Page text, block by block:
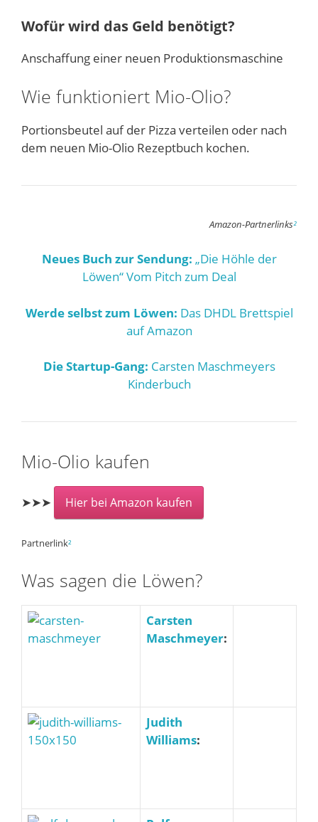
Wofür wird das Geld benötigt?
Anschaffung einer neuen Produktionsmaschine
Wie funktioniert Mio-Olio?
Portionsbeutel auf der Pizza verteilen oder nach
dem neuen Mio-Olio Rezeptbuch kochen.
Amazon-Partnerlinks²
Neues Buch zur Sendung: „Die Höhle der
Löwen“ Vom Pitch zum Deal
Werde selbst zum Löwen: Das DHDL Brettspiel
auf Amazon
Die Startup-Gang: Carsten Maschmeyers
Kinderbuch
Mio-Olio kaufen
➤➤➤ Hier bei Amazon kaufen
Partnerlink²
Was sagen die Löwen?
Carsten
Maschmeyer:
Judith
Williams: